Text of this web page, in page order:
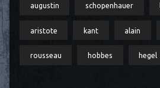
augustin schopenhauer
aristote kant alain
rousseau hobbes hegel